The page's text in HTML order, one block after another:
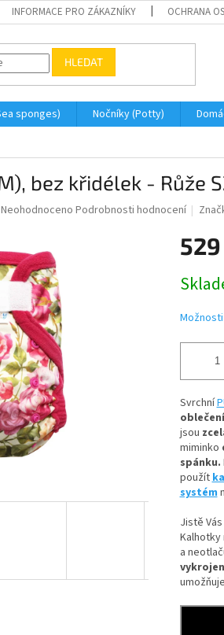
INFORMACE PRO ZÁKAZNÍKY OCHRANA
HLEDAT
sponges) Nočníky (Potty)
bez křidélek - Růže
Průměrné
je
0,0
z
hvězdiček.
Neohodnoceno Podrobnosti hodnocení
cena:
Svrchní
jsou
miminko
spánku.
použít
systém
Jistě
a